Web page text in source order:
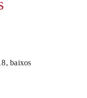
baixos